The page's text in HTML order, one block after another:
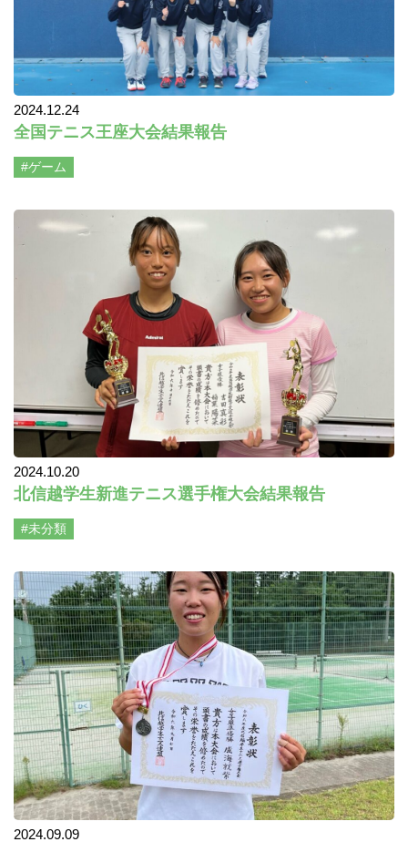
2024.12.24
全国テニス王座大会結果報告
#ゲーム
2024.10.20
北信越学生新進テニス選手権大会結果報告
#未分類
2024.09.09